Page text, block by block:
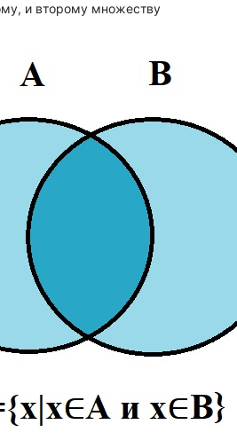
и второму множеству